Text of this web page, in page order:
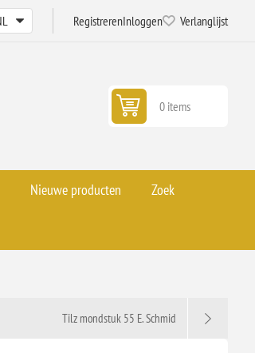
RegistrerenInloggen Verlanglijst
0 items
Nieuwe producten Zoek
Tilz mondstuk 55 E. Schmid